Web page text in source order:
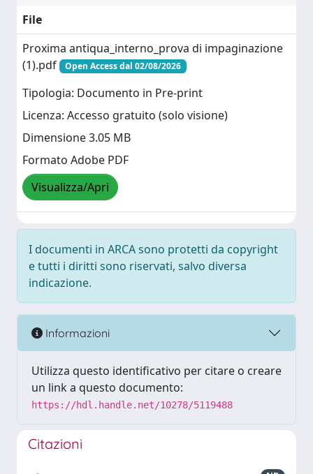
File
Proxima antiqua_interno_prova di impaginazione
(1).pdf
Open Access dal 02/08/2026
Tipologia: Documento in Pre-print
Licenza: Accesso gratuito (solo visione)
Dimensione 3.05 MB
Formato Adobe PDF
Visualizza/Apri
I documenti in ARCA sono protetti da copyright
e tutti i diritti sono riservati, salvo diversa
indicazione.
Informazioni
Utilizza questo identificativo per citare o creare
un link a questo documento:
https://hdl.handle.net/10278/5119488
Citazioni